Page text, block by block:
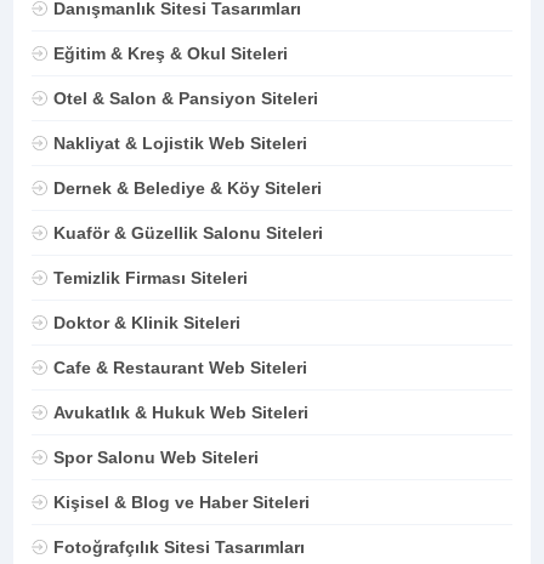
Danışmanlık Sitesi Tasarımları
Eğitim & Kreş & Okul Siteleri
Otel & Salon & Pansiyon Siteleri
Nakliyat & Lojistik Web Siteleri
Dernek & Belediye & Köy Siteleri
Kuaför & Güzellik Salonu Siteleri
Temizlik Firması Siteleri
Doktor & Klinik Siteleri
Cafe & Restaurant Web Siteleri
Avukatlık & Hukuk Web Siteleri
Spor Salonu Web Siteleri
Kişisel & Blog ve Haber Siteleri
Fotoğrafçılık Sitesi Tasarımları